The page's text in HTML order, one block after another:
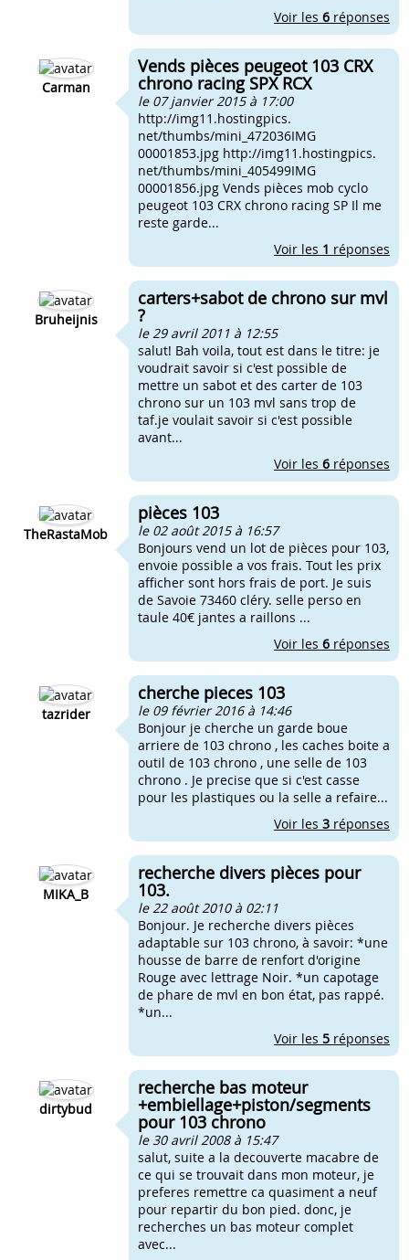
Voir les 6 réponses
Carman
Vends pièces peugeot 103 CRX
chrono racing SPX RCX
le 07 janvier 2015 à 17:00
http://img11.hostingpics.
net/thumbs/mini_472036IMG
00001853.jpg http://img11.hostingpics.
net/thumbs/mini_405499IMG
00001856.jpg Vends pièces mob cyclo
peugeot 103 CRX chrono racing SP Il me
reste garde...
Voir les 1 réponses
Bruheijnis
carters+sabot de chrono sur mvl
?
le 29 avril 2011 à 12:55
salut! Bah voila, tout est dans le titre: je
voudrait savoir si c'est possible de
mettre un sabot et des carter de 103
chrono sur un 103 mvl sans trop de
taf.je voulait savoir si c'est possible
avant...
Voir les 6 réponses
TheRastaMob
pièces 103
le 02 août 2015 à 16:57
Bonjours vend un lot de pièces pour 103,
envoie possible a vos frais. Tout les prix
afficher sont hors frais de port. Je suis
de Savoie 73460 cléry. selle perso en
taule 40€ jantes a raillons ...
Voir les 6 réponses
tazrider
cherche pieces 103
le 09 février 2016 à 14:46
Bonjour je cherche un garde boue
arriere de 103 chrono , les caches boite a
outil de 103 chrono , une selle de 103
chrono . Je precise que si c'est casse
pour les plastiques ou la selle a refaire...
Voir les 3 réponses
MIKA_B
recherche divers pièces pour
103.
le 22 août 2010 à 02:11
Bonjour. Je recherche divers pièces
adaptable sur 103 chrono, à savoir: *une
housse de barre de renfort d'origine
Rouge avec lettrage Noir. *un capotage
de phare de mvl en bon état, pas rappé.
*un...
Voir les 5 réponses
dirtybud
recherche bas moteur
+embiellage+piston/segments
pour 103 chrono
le 30 avril 2008 à 15:47
salut, suite a la decouverte macabre de
ce qui se trouvait dans mon moteur, je
preferes remettre ca quasiment a neuf
pour repartir du bon pied. donc, je
recherches un bas moteur complet
avec...